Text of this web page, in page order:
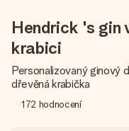
Hendrick 's gin
krabici
Personalizovaný ginový
dřevěná krabička
172 hodnocení